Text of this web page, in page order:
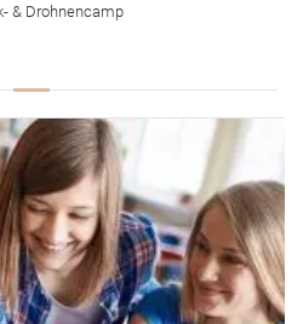
& Drohnencamp